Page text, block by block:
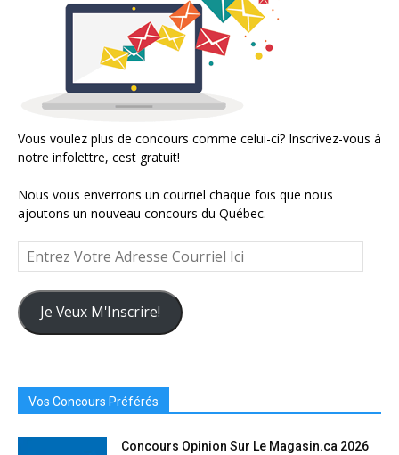
Vous voulez plus de concours comme celui-ci? Inscrivez-vous à
notre infolettre, cest gratuit!
Nous vous enverrons un courriel chaque fois que nous
ajoutons un nouveau concours du Québec.
Entrez
Votre
Adresse
Courriel
Ici
Je Veux M'Inscrire!
Vos Concours Préférés
Concours Opinion Sur Le Magasin.ca 2026